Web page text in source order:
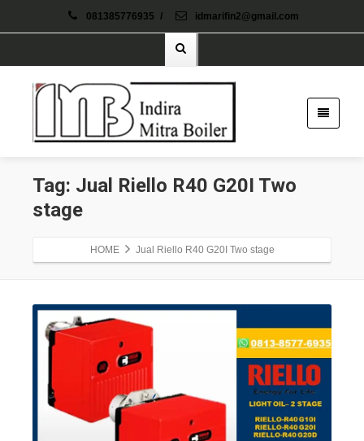
081385776935 / idmarifin2@gmail.com
Tag: Jual Riello R40 G20I Two
stage
HOME Jual Riello R40 G20I Two stage